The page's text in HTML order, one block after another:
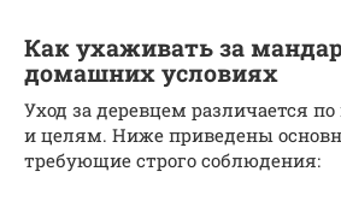
Как ухаживать за
домашних условиях
Уход за деревцем различается по
и целям. Ниже приведены
требующие строго соблюдения: